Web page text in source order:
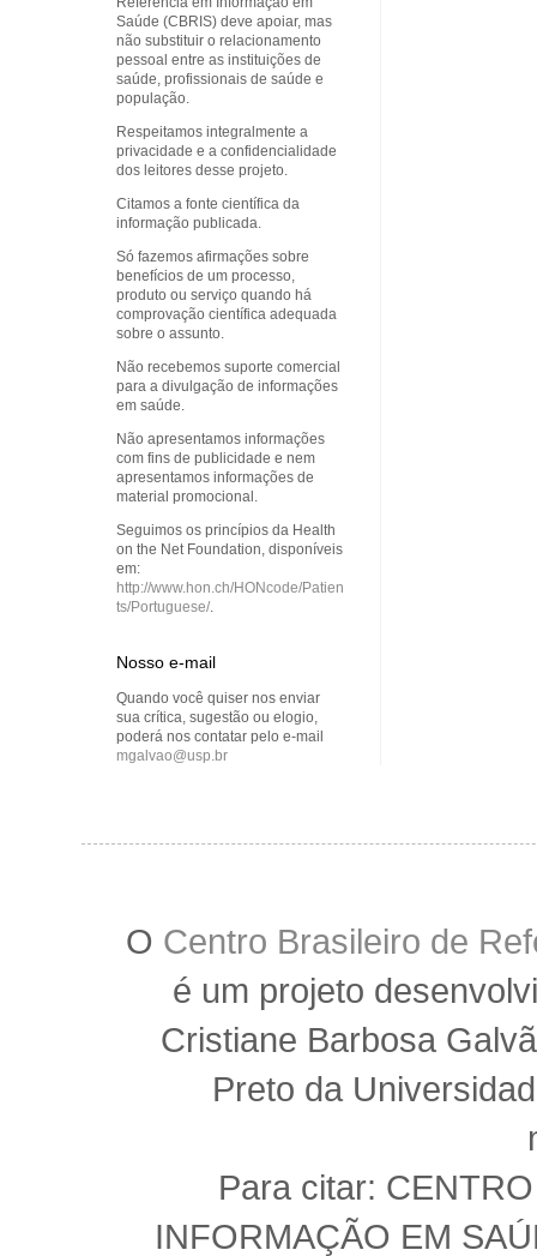
Saúde (CBRIS) deve apoiar, mas
não substituir o relacionamento
pessoal entre as instituições de
saúde, profissionais de saúde e
população.
Respeitamos integralmente a
privacidade e a confidencialidade
dos leitores desse projeto.
Citamos a fonte científica da
informação publicada.
Só fazemos afirmações sobre
benefícios de um processo,
produto ou serviço quando há
comprovação científica adequada
sobre o assunto.
Não recebemos suporte comercial
para a divulgação de informações
em saúde.
Não apresentamos informações
com fins de publicidade e nem
apresentamos informações de
material promocional.
Seguimos os princípios da Health
on the Net Foundation, disponíveis
em:
http://www.hon.ch/HONcode/Patien
ts/Portuguese/.
Nosso e-mail
Quando você quiser nos enviar
sua crítica, sugestão ou elogio,
poderá nos contatar pelo e-mail
mgalvao@usp.br
O Centro Brasileiro de
é um projeto
Cristiane Barbosa
Preto da
Para citar:
INFORMAÇÃO EM